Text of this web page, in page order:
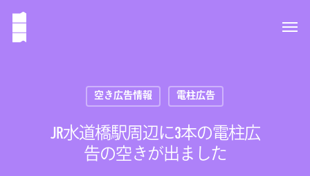
空き広告情報 電柱広告
JR水道橋駅周辺に3本の電柱広
告の空きが出ました